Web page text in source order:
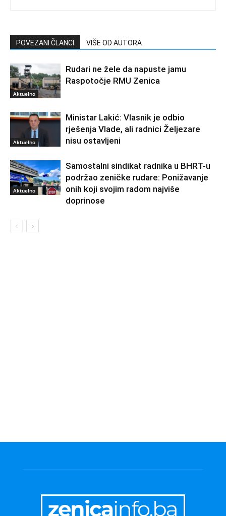
POVEZANI ČLANCI VIŠE OD AUTORA
Aktuelno
Rudari ne žele da napuste jamu
Raspotočje RMU Zenica
Aktuelno
Ministar Lakić: Vlasnik je odbio
rješenja Vlade, ali radnici Željezare
nisu ostavljeni
Aktuelno
Samostalni sindikat radnika u BHRT-u
podržao zeničke rudare: Ponižavanje
onih koji svojim radom najviše
doprinose